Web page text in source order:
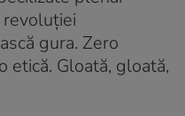
gura. Zero
etică. Gloată, gloată,